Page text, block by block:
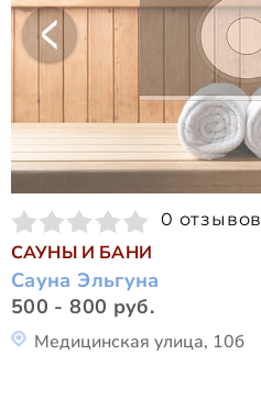
0 отзывов
САУНЫ И БАНИ
Сауна Эльгуна
500 - 800 руб.
Медицинская улица, 10б